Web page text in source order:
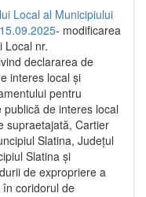
Local al Municipiului
- modificarea
Local nr.
declararea de
interes local și
pentru
de interes local
supraetajată, Cartier
Slatina, Județul
Slatina și
de expropriere a
coridorul de